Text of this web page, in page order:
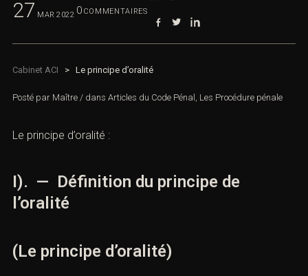
27 MAR 2022 0 COMMENTAIRES
Cabinet ACI > Le principe d’oralité
Posté par Maître / dans Articles du Code Pénal , Les Procédure pénale
Le principe d’oralité :
I). — Définition du principe de
l’oralité
(Le principe d’oralité)